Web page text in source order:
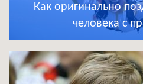
Как оригинально
человека с